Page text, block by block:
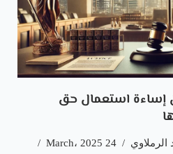
استعمال حق
24 March، 2025